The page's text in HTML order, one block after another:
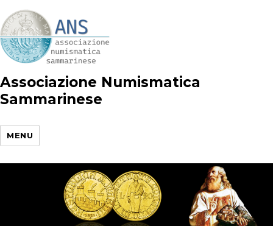
Associazione Numismatica
Sammarinese
MENU